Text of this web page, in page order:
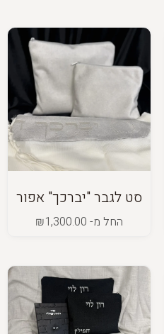
סט לגבר "יברכך" אפור
החל מ- ₪1,300.00